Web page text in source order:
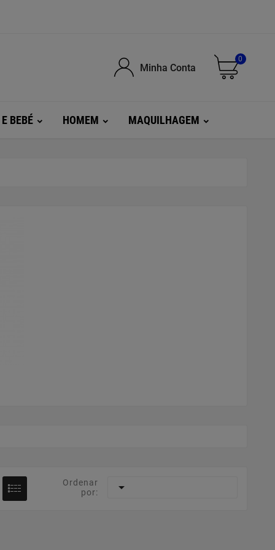
Minha Conta
0
BEBÉ HOMEM MAQUILHAGEM
Ordenar
por:
